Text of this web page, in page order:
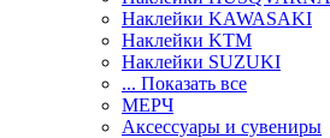
Наклейки KAWASAKI
Наклейки KTM
Наклейки SUZUKI
... Показать все
МЕРЧ
Аксессуары и сувениры